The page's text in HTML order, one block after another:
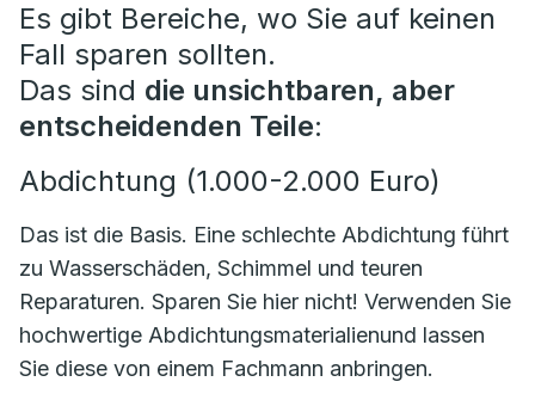
Es gibt Bereiche, wo Sie auf keinen
Fall sparen sollten.
Das sind die unsichtbaren, aber
entscheidenden Teile:
Abdichtung (1.000-2.000 Euro)
Das ist die Basis. Eine schlechte Abdichtung führt
zu Wasserschäden, Schimmel und teuren
Reparaturen. Sparen Sie hier nicht! Verwenden Sie
hochwertige Abdichtungsmaterialienund lassen
Sie diese von einem Fachmann anbringen.